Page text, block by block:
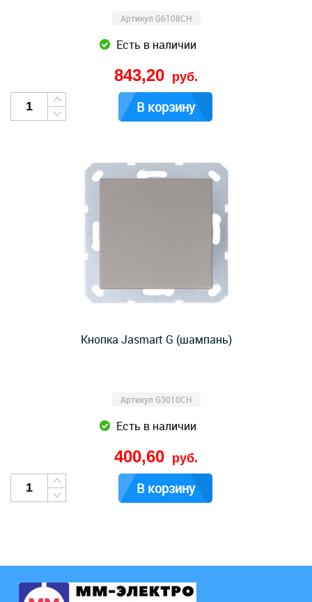
Артикул G6108CH
Есть в наличии
843,20 руб.
В корзину
Кнопка Jasmart G (шампань)
Артикул G3010CH
Есть в наличии
400,60 руб.
В корзину